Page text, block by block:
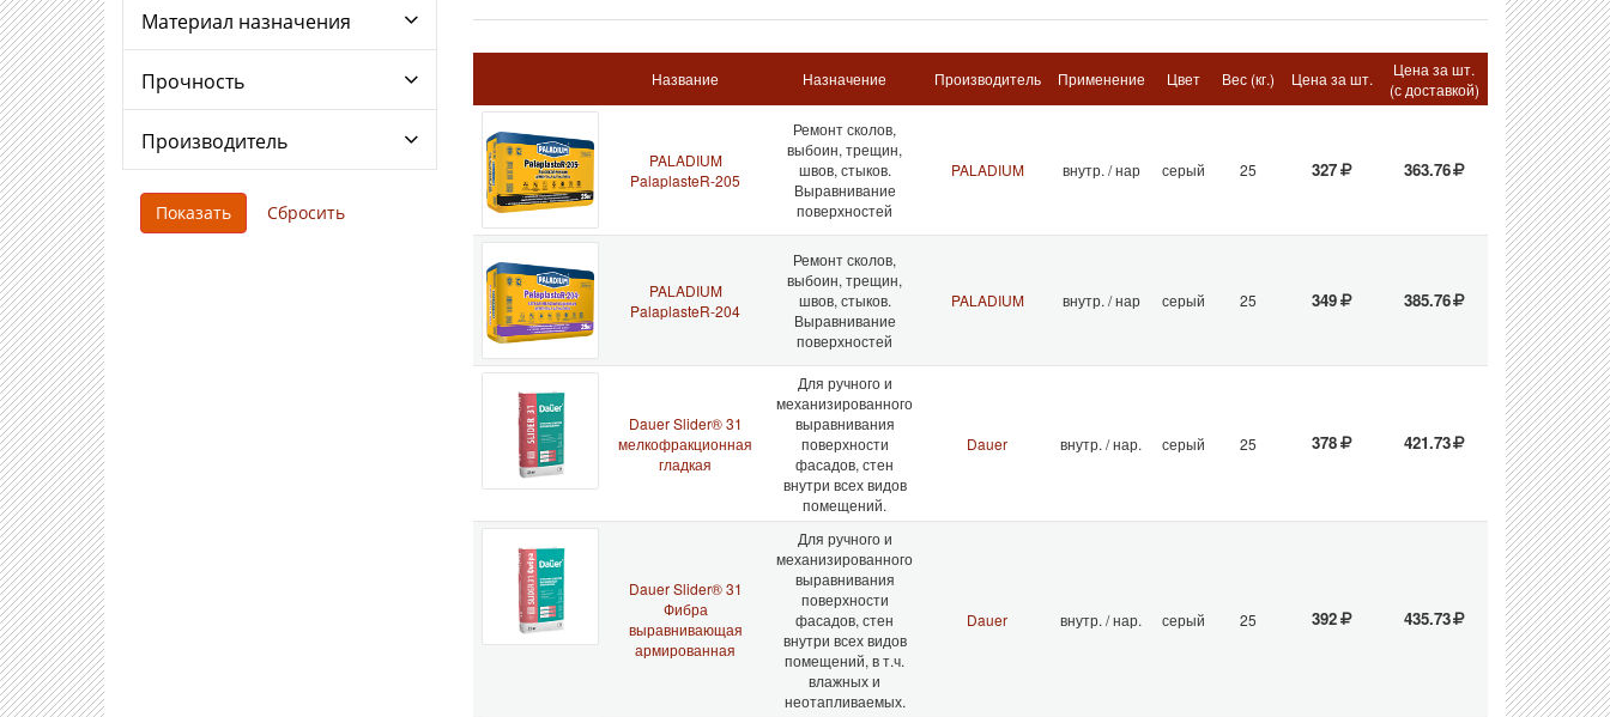
Материал назначения
Прочность
Производитель
Название Назначение Производитель Применение Цвет Вес (кг.) Цена за шт.
Цена за шт.
(с доставкой)
PALADIUM
PalaplasteR-205
Ремонт сколов,
выбоин, трещин,
швов, стыков.
Выравнивание
поверхностей
PALADIUM внутр. / нар серый 25 327 363.76
PALADIUM
PalaplasteR-204
Ремонт сколов,
выбоин, трещин,
швов, стыков.
Выравнивание
поверхностей
PALADIUM внутр. / нар серый 25 349 385.76
Dauer Slider® 31
мелкофракционная
гладкая
Для ручного и
механизированного
выравнивания
поверхности
фасадов, стен
внутри всех видов
помещений.
Dauer внутр. / нар. серый 25 378 421.73
Dauer Slider® 31
Фибра
выравнивающая
армированная
Для ручного и
механизированного
выравнивания
поверхности
фасадов, стен
внутри всех видов
помещений, в т.ч.
влажных и
неотапливаемых.
Dauer внутр. / нар. серый 25 392 435.73